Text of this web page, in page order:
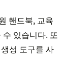
핸드북, 교육
있습니다. 또
성 도구를 사